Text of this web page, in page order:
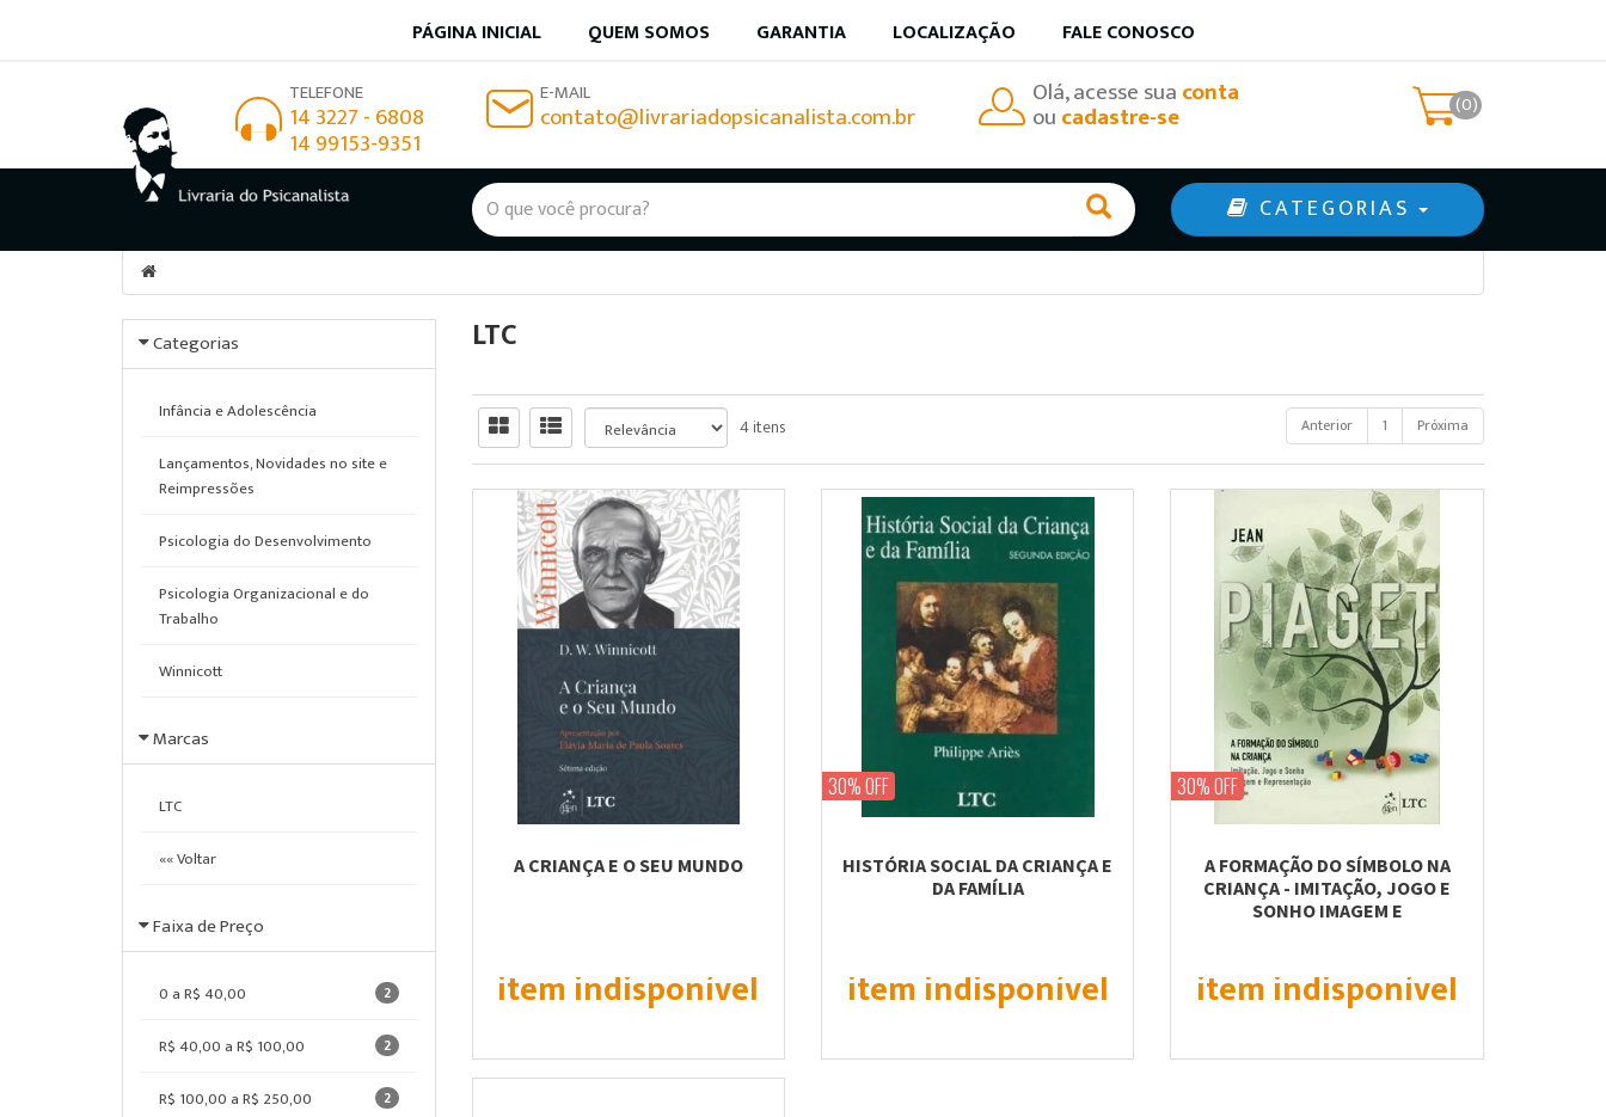
PÁGINA INICIAL QUEM SOMOS GARANTIA LOCALIZAÇÃO FALE CONOSCO
TELEFONE
14 3227 - 6808
14 99153-9351
E-MAIL
contato@livrariadopsicanalista.com.br
Olá, acesse suaconta
oucadastre-se (0)
CATEGORIAS
Categorias
Infância e Adolescência
Lançamentos, Novidades no site e
Reimpressões
Psicologia do Desenvolvimento
Psicologia Organizacional e do
Trabalho
Winnicott
Marcas
LTC
«« Voltar
Faixa de Preço
0 a R$ 40,00 2
R$ 40,00 a R$ 100,00 2
R$ 100,00 a R$ 250,00 2
LTC
4 itens Anterior 1 Próxima
A CRIANÇA E O SEU MUNDO
item indisponível
30% OFF
HISTÓRIA SOCIAL DA CRIANÇA E
DA FAMÍLIA
item indisponível
30% OFF
A FORMAÇÃO DO SÍMBOLO NA
CRIANÇA - IMITAÇÃO, JOGO E
SONHO IMAGEM E
item indisponível